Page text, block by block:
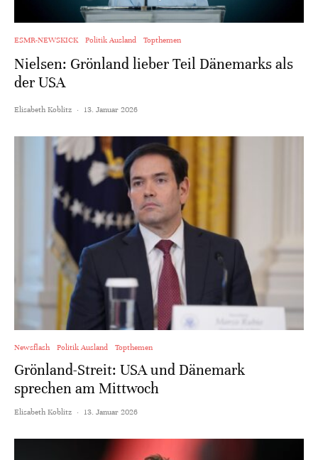
ESMR-NEWSKICK Politik Ausland Topthemen
Nielsen: Grönland lieber Teil Dänemarks als
der USA
Elisabeth Koblitz · 13. Januar 2026
Newsflash Politik Ausland Topthemen
Grönland-Streit: USA und Dänemark
sprechen am Mittwoch
Elisabeth Koblitz · 13. Januar 2026